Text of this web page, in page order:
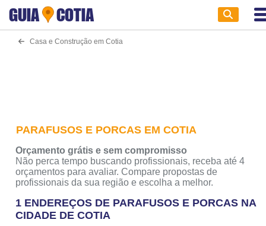
GUIA COTIA
Casa e Construção em Cotia
PARAFUSOS E PORCAS EM COTIA
Orçamento grátis e sem compromisso
Não perca tempo buscando profissionais, receba até 4
orçamentos para avaliar. Compare propostas de
profissionais da sua região e escolha a melhor.
1 ENDEREÇOS DE PARAFUSOS E PORCAS NA
CIDADE DE COTIA